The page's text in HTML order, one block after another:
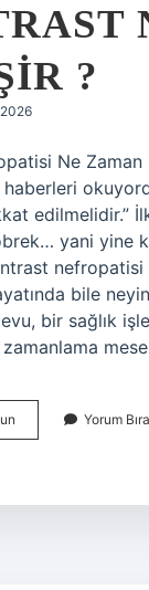
?
Ne Zaman
edilmelidir.”
yani yine
bile
bir sağlık
Kontrast
nefropatisi
Yorum